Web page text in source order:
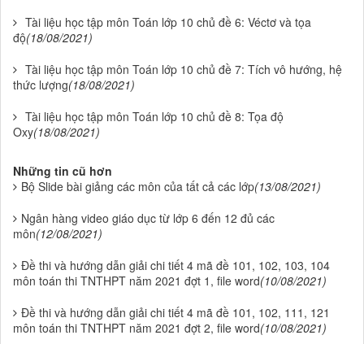
Tài liệu học tập môn Toán lớp 10 chủ đề 6: Véctơ và tọa
độ(18/08/2021)
Tài liệu học tập môn Toán lớp 10 chủ đề 7: Tích vô hướng, hệ
thức lượng(18/08/2021)
Tài liệu học tập môn Toán lớp 10 chủ đề 8: Tọa độ
Oxy(18/08/2021)
Những tin cũ hơn
Bộ Slide bài giảng các môn của tất cả các lớp(13/08/2021)
Ngân hàng video giáo dục từ lớp 6 đến 12 đủ các
môn(12/08/2021)
Đề thi và hướng dẫn giải chi tiết 4 mã đề 101, 102, 103, 104
môn toán thi TNTHPT năm 2021 đợt 1, file word(10/08/2021)
Đề thi và hướng dẫn giải chi tiết 4 mã đề 101, 102, 111, 121
môn toán thi TNTHPT năm 2021 đợt 2, file word(10/08/2021)